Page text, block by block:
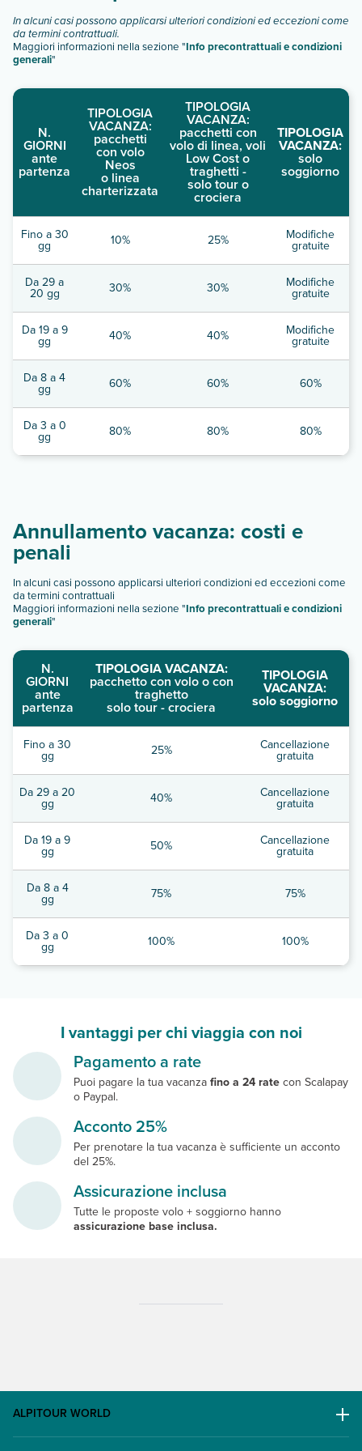
In alcuni casi possono applicarsi ulteriori condizioni ed eccezioni come
da termini contrattuali.
Maggiori informazioni nella sezione "Info precontrattuali e condizioni
generali"
N.
GIORNI
ante
partenza
TIPOLOGIA
VACANZA:
pacchetti
con volo
Neos
o linea
charterizzata
TIPOLOGIA
VACANZA:
pacchetti con
volo di linea, voli
Low Cost o
traghetti -
solo tour o
crociera
TIPOLOGIA
VACANZA:
solo
soggiorno
Fino a 30
gg 10% 25% Modifiche
gratuite
Da 29 a
20 gg 30% 30% Modifiche
gratuite
Da 19 a 9
gg 40% 40% Modifiche
gratuite
Da 8 a 4
gg 60% 60% 60%
Da 3 a 0
gg 80% 80% 80%
Annullamento vacanza: costi e
penali
In alcuni casi possono applicarsi ulteriori condizioni ed eccezioni come
da termini contrattuali
Maggiori informazioni nella sezione "Info precontrattuali e condizioni
generali"
N.
GIORNI
ante
partenza
TIPOLOGIA VACANZA:
pacchetto con volo o con
traghetto
solo tour - crociera
TIPOLOGIA
VACANZA:
solo soggiorno
Fino a 30
gg 25% Cancellazione
gratuita
Da 29 a 20
gg 40% Cancellazione
gratuita
Da 19 a 9
gg 50% Cancellazione
gratuita
Da 8 a 4
gg 75% 75%
Da 3 a 0
gg 100% 100%
I vantaggi per chi viaggia con noi
Pagamento a rate
Puoi pagare la tua vacanzafino a 24 ratecon Scalapay
o Paypal.
Acconto 25%
Per prenotare la tua vacanza è sufficiente un acconto
del 25%.
Assicurazione inclusa
Tutte le proposte volo + soggiorno hanno
assicurazione base inclusa.
ALPITOUR WORLD
AWARD